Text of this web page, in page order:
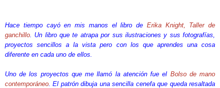
Hace tiempo cayó en mis manos el libro de Erika Knight, Taller de
ganchillo . Un libro que te atrapa por sus ilustraciones y sus fotografías,
proyectos sencillos a la vista pero con los que aprendes una cosa
diferente en cada uno de ellos.
Uno de los proyectos que me llamó la atención fue el Bolso de mano
contemporáneo . El patrón dibuja una sencilla cenefa que queda resaltada